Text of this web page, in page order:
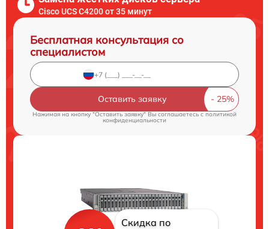
Cisco UCS C4200 от 35 минут
Бесплатная консультация со
специалистом
Оставить заявку
Нажимая на кнопку "Оставить заявку" Вы соглашаетесь cполитикой
конфиденциальности
Скидка по